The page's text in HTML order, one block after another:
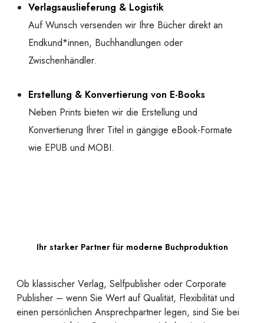
Verlagsauslieferung & Logistik
Auf Wunsch versenden wir Ihre Bücher direkt an
Endkund*innen, Buchhandlungen oder
Zwischenhändler.
Erstellung & Konvertierung von E-Books
Neben Prints bieten wir die Erstellung und
Konvertierung Ihrer Titel in gängige eBook-Formate
wie EPUB und MOBI.
Ihr starker Partner für moderne Buchproduktion
Ob klassischer Verlag, Selfpublisher oder Corporate
Publisher – wenn Sie Wert auf Qualität, Flexibilität und
einen persönlichen Ansprechpartner legen, sind Sie bei